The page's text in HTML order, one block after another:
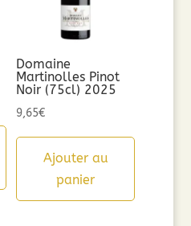
Domaine
Martinolles Pinot
Noir (75cl) 2025
9,65€
Ajouter au
panier